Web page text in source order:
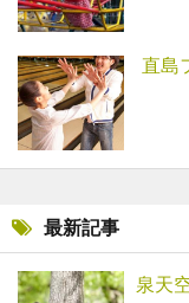
直島
最新記事
泉天